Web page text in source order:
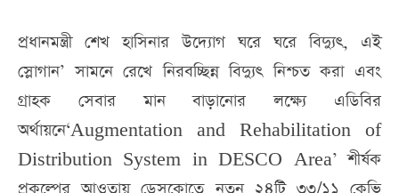
প্রধানমন্ত্রী শেখ হাসিনার উদ্যোগ ঘরে ঘরে বিদ্যুৎ, এই
স্লোগান’ সামনে রেখে নিরবচ্ছিন্ন বিদ্যুৎ নিশ্চত করা এবং
গ্রাহক সেবার মান বাড়ানোর লক্ষ্যে এডিবির
অর্থায়নে‘Augmentation and Rehabilitation of
Distribution System in DESCO Area’ শীর্ষক